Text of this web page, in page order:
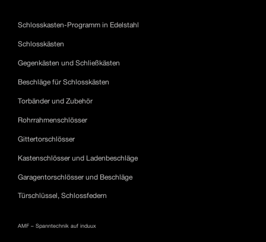
Schlosskasten-Programm in Edelstahl
Schlosskästen
Gegenkästen und Schließkästen
Beschläge für Schlosskästen
Torbänder und Zubehör
Rohrrahmenschlösser
Gittertorschlösser
Kastenschlösser und Ladenbeschläge
Garagentorschlösser und Beschläge
Türschlüssel, Schlossfedern
AMF – Spanntechnik auf induux